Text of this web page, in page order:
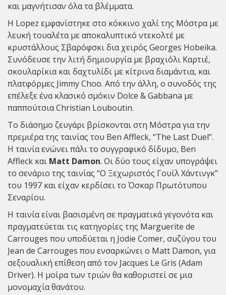
και μαγνήτισαν όλα τα βλέμματα.
Η Lopez εμφανίστηκε στο κόκκινο χαλί της Μόστρα με
λευκή τουαλέτα με αποκαλυπτικό ντεκολτέ με
κρυστάλλους Σβαρόφσκι δια χειρός Georges Hobeika.
Συνόδευσε την λιτή δημιουργία με βραχιόλι Καρτιέ,
σκουλαρίκια και δαχτυλίδι με κίτρινα διαμάντια, και
πλατφόρμες Jimmy Choo. Από την άλλη, ο συνοδός της
επέλεξε ένα κλασικό σμόκιν Dolce & Gabbana με
παππούτσια Christian Louboutin.
Το διάσημο ζευγάρι βρίσκονται στη Μόστρα για την
πρεμιέρα της ταινίας του Ben Affleck, “The Last Duel”.
Η ταινία ενώνει πάλι το συγγραφικό δίδυμο, Ben
Affleck και Matt Damon. Οι δύο τους είχαν υπογράψει
το σενάριο της ταινίας “Ο Ξεχωριστός Γουίλ Χάντινγκ”
του 1997 και είχαν κερδίσει το Όσκαρ Πρωτότυπου
Σεναρίου.
Η ταινία είναι βασισμένη σε πραγματικά γεγονότα και
πραγματεύεται τις κατηγορίες της Marguerite de
Carrouges που υποδύεται η Jodie Comer, συζύγου του
Jean de Carrouges που ενσαρκώνει ο Matt Damon, για
σεξουαλική επίθεση από τον Jacques Le Gris (Adam
Driver). Η μοίρα των τριών θα καθοριστεί σε μια
μονομαχία θανάτου.